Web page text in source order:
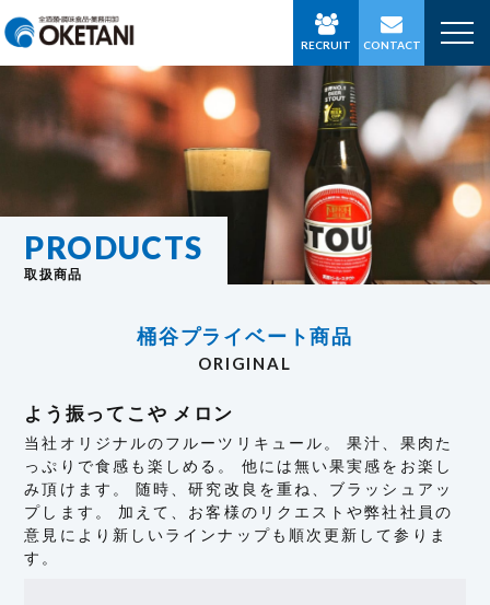
RECRUIT CONTACT
PRODUCTS
取扱商品
桶谷プライベート商品
ORIGINAL
よう振ってこや メロン
当社オリジナルのフルーツリキュール。 果汁、果肉た
っぷりで食感も楽しめる。 他には無い果実感をお楽し
み頂けます。 随時、研究改良を重ね、ブラッシュアッ
プします。 加えて、お客様のリクエストや弊社社員の
意見により新しいラインナップも順次更新して参りま
す。